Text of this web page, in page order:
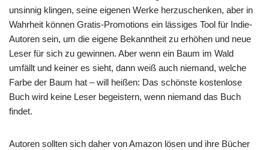
unsinnig klingen, seine eigenen Werke herzuschenken, aber in
Wahrheit können Gratis-Promotions ein lässiges Tool für Indie-
Autoren sein, um die eigene Bekanntheit zu erhöhen und neue
Leser für sich zu gewinnen. Aber wenn ein Baum im Wald
umfällt und keiner es sieht, dann weiß auch niemand, welche
Farbe der Baum hat – will heißen: Das schönste kostenlose
Buch wird keine Leser begeistern, wenn niemand das Buch
findet.
Autoren sollten sich daher von Amazon lösen und ihre Bücher